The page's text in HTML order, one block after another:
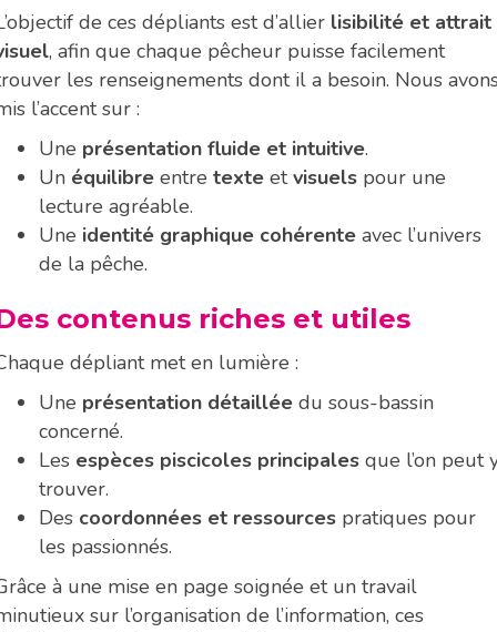
de ces dépliants est d’allier lisibilité et attrait
, afin que chaque pêcheur puisse facilement
les renseignements dont il a besoin. Nous
l’accent sur :
Une présentation fluide et intuitive.
Un équilibre entre texte etvisuels pour une
lecture agréable.
Une identité graphique cohérente avec l’univers
de la pêche.
contenus riches et utiles
dépliant met en lumière :
Une présentation détaillée du sous-bassin
concerné.
Les espèces piscicoles principales que l’on peut
trouver.
Des coordonnées et ressources pratiques pour
les passionnés.
à une mise en page soignée et un travail
sur l’organisation de l’information, ces